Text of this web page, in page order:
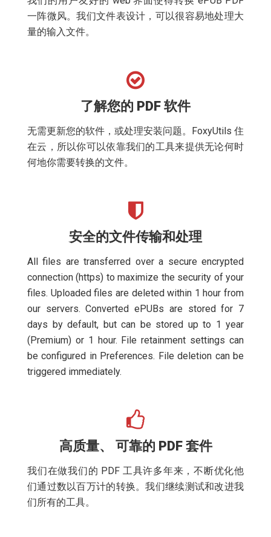
一阵微风。我们文件表设计，可以很容易地处理大
量的输入文件。
了解您的 PDF 软件
无需更新您的软件，或处理安装问题。FoxyUtils 住
在云，所以你可以依靠我们的工具来提供无论何时
何地你需要转换的文件。
安全的文件传输和处理
All files are transferred over a secure encrypted
connection (https) to maximize the security of your
files. Uploaded files are deleted within 1 hour from
our servers. Converted ePUBs are stored for 7
days by default, but can be stored up to 1 year
(Premium) or 1 hour. File retainment settings can
be configured in Preferences. File deletion can be
triggered immediately.
高质量、 可靠的 PDF 套件
我们在做我们的 PDF 工具许多年来，不断优化他
们通过数以百万计的转换。我们继续测试和改进我
们所有的工具。